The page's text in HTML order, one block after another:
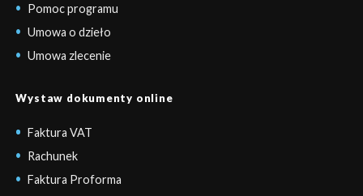
Pomoc programu
Umowa o dzieło
Umowa zlecenie
Wystaw dokumenty online
Faktura VAT
Rachunek
Faktura Proforma